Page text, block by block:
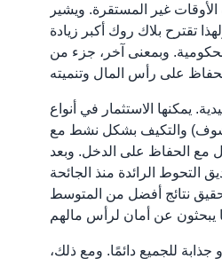
غير المستقرة. ويشير
تقترح بلاك روك أكبر زيادة
والسندات الحكومية. وبمعنى آخر، جزء من
يمكنها الاستثمار في أنواع
والتكيف بشكل نشط مع
مع الحفاظ على الدخل. وبعد
التحوط الرائدة منذ الجائحة
نتائج أفضل من المتوسط
للجميع دائمًا. ومع ذلك،